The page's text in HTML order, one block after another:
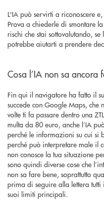
L'IA può servirti a riconoscere
Prova a chiederle di smontare
rischi che stai sottovalutando,
potrebbe aiutarti a prendere
Cosa l’IA non sa ancora
Fin qui il navigatore ha fatto il
succede con Google Maps, che
volte ti fa passare dentro una
multa da 80 euro, anche l’IA
perché le informazioni su cui si
perché può interpretare male il
non conosce la tua situazione
sono quindi diverse cose che
non sa fare bene, soprattutto
prima di seguire alla lettera
suoi limiti principali.